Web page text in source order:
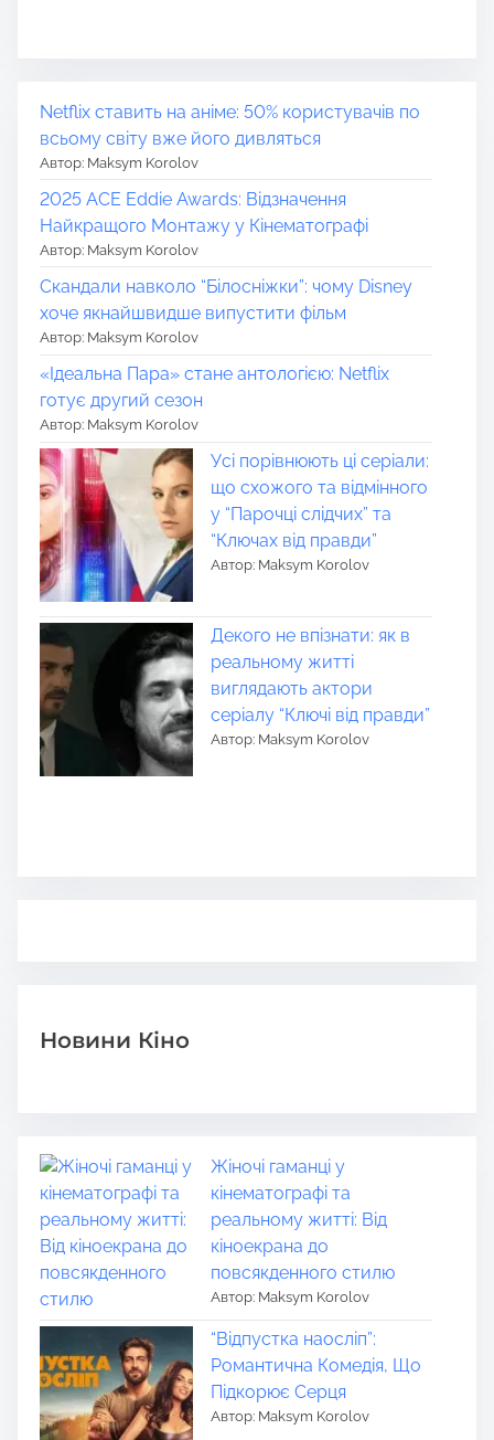
Netflix ставить на аніме: 50% користувачів по
всьому світу вже його дивляться
Автор: Maksym Korolov
2025 ACE Eddie Awards: Відзначення
Найкращого Монтажу у Кінематографі
Автор: Maksym Korolov
Скандали навколо “Білосніжки”: чому Disney
хоче якнайшвидше випустити фільм
Автор: Maksym Korolov
«Ідеальна Пара» стане антологією: Netflix
готує другий сезон
Автор: Maksym Korolov
Усі порівнюють ці серіали:
що схожого та відмінного
у “Парочці слідчих” та
“Ключах від правди”
Автор: Maksym Korolov
Декого не впізнати: як в
реальному житті
виглядають актори
серіалу “Ключі від правди”
Автор: Maksym Korolov
Новини Кіно
Жіночі гаманці у
кінематографі та
реальному житті: Від
кіноекрана до
повсякденного стилю
Автор: Maksym Korolov
“Відпустка наосліп”:
Романтична Комедія, Що
Підкорює Серця
Автор: Maksym Korolov